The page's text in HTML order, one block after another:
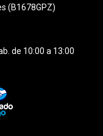
(B1678GPZ)
de 10:00 a 13:00